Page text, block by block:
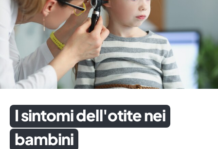
I sintomi dell'otite nei
bambini